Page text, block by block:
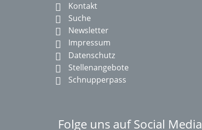
Kontakt
Suche
Newsletter
Impressum
Datenschutz
Stellenangebote
Schnupperpass
Folge uns auf Social Media